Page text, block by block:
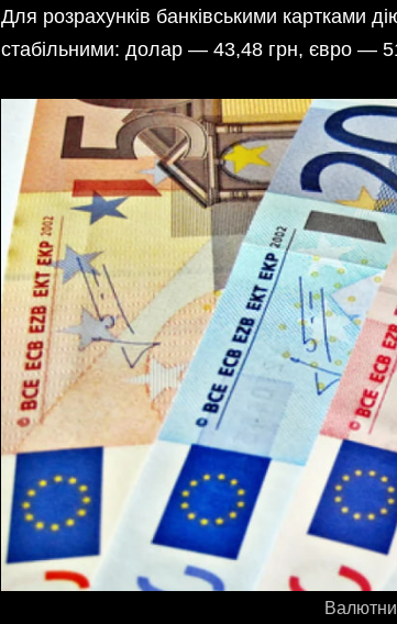
Для розрахунків банківськими картками
стабільними: долар — 43,48 грн, євро —